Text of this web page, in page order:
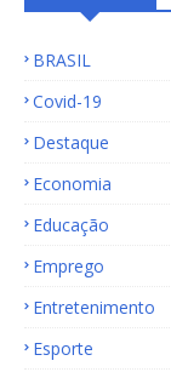
BRASIL
Covid-19
Destaque
Economia
Educação
Emprego
Entretenimento
Esporte